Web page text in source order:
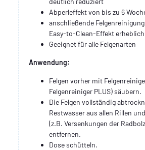
Abperleffekt von bis zu 6
anschließende
Easy-to-Clean-Effekt
Geeignet für alle Felgenarten
Anwendung:
Felgen vorher mit
Felgenreiniger PLUS) säubern.
Die Felgen vollständig
Restwasser aus allen Rillen
(z.B. Versenkungen der
entfernen.
Dose schütteln.